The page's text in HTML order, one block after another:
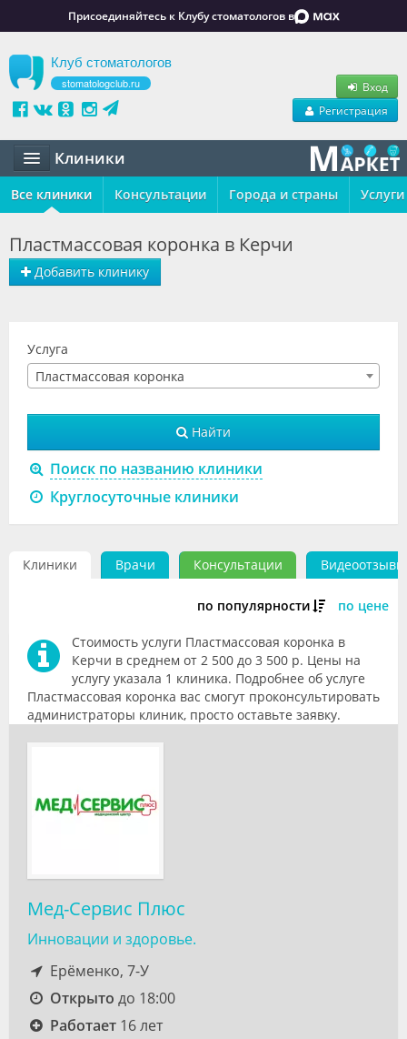
Присоединяйтесь к Клубу стоматологов в
Клуб стоматологов
stomatologclub.ru
Вход
Регистрация
Клиники
Статьи
Обучение
Резюме
Объявления
Форум
Клиники
Лаборатории
Все клиники Консультации Города и страны Услуги
Добавить клинику
Пластмассовая коронка в Керчи
Услуга
Пластмассовая коронка
Найти
Поиск по названию клиники
Круглосуточные клиники
Клиники Врачи Консультации Видеоотзывы
по популярности по цене
Стоимость услуги Пластмассовая коронка в
Керчи в среднем от 2 500 до 3 500 р. Цены на
услугу указала 1 клиника. Подробнее об услуге
Пластмассовая коронка вас смогут проконсультировать
администраторы клиник, просто оставьте заявку.
Мед-Сервис Плюс
Инновации и здоровье.
Ерёменко, 7-У
Открыто до 18:00
Работает16 лет